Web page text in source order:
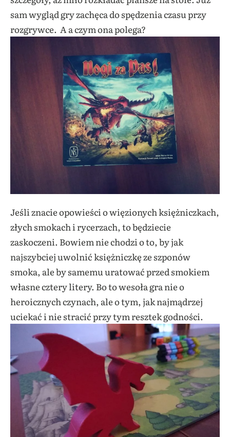
sam wygląd gry zachęca do spędzenia czasu przy
rozgrywce. A a czym ona polega?
Jeśli znacie opowieści o więzionych księżniczkach,
złych smokach i rycerzach, to będziecie
zaskoczeni. Bowiem nie chodzi o to, by jak
najszybciej uwolnić księżniczkę ze szponów
smoka, ale by samemu uratować przed smokiem
własne cztery litery. Bo to wesoła gra nie o
heroicznych czynach, ale o tym, jak najmądrzej
uciekać i nie stracić przy tym resztek godności.